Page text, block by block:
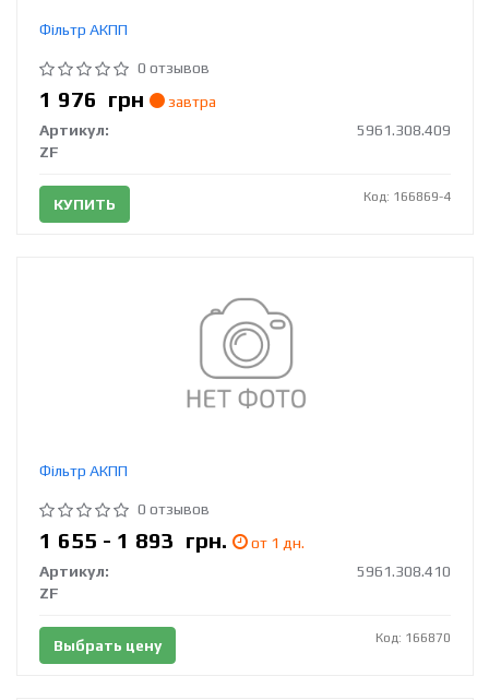
Фільтр АКПП
0 отзывов
1 976 грн
завтра
Артикул:
5961.308.409
ZF
КУПИТЬ Код: 166869-4
Фільтр АКПП
0 отзывов
1 655 - 1 893 грн.
от 1 дн.
Артикул:
5961.308.410
ZF
Выбрать цену Код: 166870